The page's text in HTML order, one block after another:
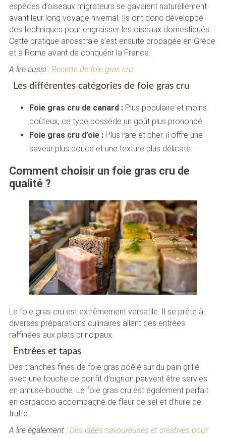
espèces d’oiseaux migrateurs se gavaient naturellement
avant leur long voyage hivernal. Ils ont donc développé
des techniques pour engraisser les oiseaux domestiqués.
Cette pratique ancestrale s’est ensuite propagée en Grèce
et à Rome avant de conquérir la France.
A lire aussi : Recette de foie gras cru
Les différentes catégories de foie gras cru
Foie gras cru de canard :Plus populaire et moins
coûteux, ce type possède un goût plus prononcé.
Foie gras cru d’oie :Plus rare et cher, il offre une
saveur plus douce et une texture plus délicate.
Comment choisir un foie gras cru de
qualité ?
Le foie gras cru est extrêmement versatile. Il se prête à
diverses préparations culinaires allant des entrées
raffinées aux plats principaux.
Entrées et tapas
Des tranches fines de foie gras poêlé sur du pain grillé
avec une touche de confit d’oignon peuvent être servies
en amuse-bouche. Le foie gras cru est également parfait
en carpaccio accompagné de fleur de sel et d’huile de
truffe.
A lire également : Des idées savoureuses et créatives pour